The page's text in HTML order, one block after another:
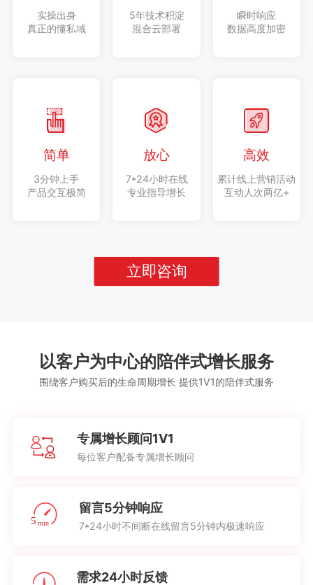
实操出身
真正的懂私域
5年技术积淀
混合云部署
瞬时响应
数据高度加密
简单
3分钟上手
产品交互极简
放心
7*24小时在线
专业指导增长
高效
累计线上营销活动
互动人次两亿+
立即咨询
以客户为中心的陪伴式增长服务
围绕客户购买后的生命周期增长 提供1V1的陪伴式服务
专属增长顾问1V1
每位客户配备专属增长顾问
留言5分钟响应
7*24小时不间断在线留言5分钟内极速响应
需求24小时反馈